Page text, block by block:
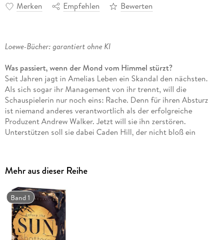
Merken Empfehlen Bewerten
Loewe-Bücher: garantiert ohne KI
Was passiert, wenn der Mond vom Himmel stürzt?
Seit Jahren jagt in Amelias Leben ein Skandal den nächsten.
Als sich sogar ihr Management von ihr trennt, will die
Schauspielerin nur noch eins: Rache. Denn für ihren Absturz
ist niemand anderes verantwortlich als der erfolgreiche
Produzent Andrew Walker. Jetzt will sie ihn zerstören.
Unterstützen soll sie dabei Caden Hill, der nicht bloß ein
Die Suche nach Gerechtigkeit inmitten von Liebe und Verrat
FesselndeRomantic Suspense
Rund umRache
Mehr aus dieser Reihe
Band 1